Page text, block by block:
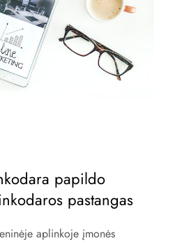
papildo
pastangas
aplinkoje įmonės